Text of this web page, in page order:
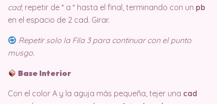
cad; repetir de * a * hasta el final, terminando con un pb
en el espacio de 2 cad. Girar.
Repetir solo la Fila 3 para continuar con el punto
musgo.
Base Interior
Con el color A y la aguja más pequeña, tejer una cad